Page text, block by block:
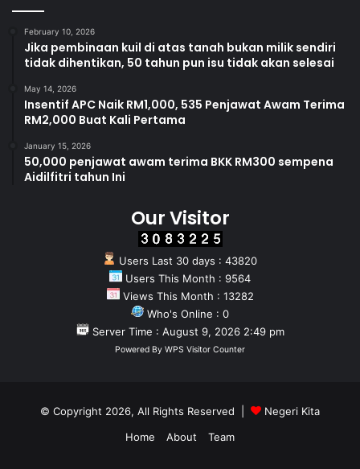
February 10, 2026
Jika pembinaan kuil di atas tanah bukan milik sendiri
tidak dihentikan, 50 tahun pun isu tidak akan selesai
May 14, 2026
Insentif APC Naik RM1,000, 535 Penjawat Awam Terima
RM2,000 Buat Kali Pertama
January 15, 2026
50,000 penjawat awam terima BKK RM300 sempena
Aidilfitri tahun Ini
Our Visitor
Users Last 30 days : 43820
Users This Month : 9564
Views This Month : 13282
Who's Online : 0
Server Time : August 9, 2026 2:49 pm
Powered By WPS Visitor Counter
© Copyright 2026, All Rights Reserved |
Negeri Kita
Home
About Team